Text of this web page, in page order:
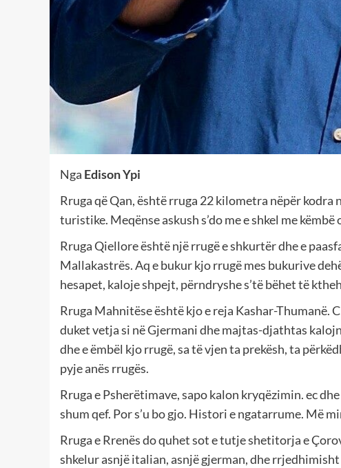
Nga Edison Ypi
Rruga që Qan, është rruga 22 kilometra nëpër kodra
turistike. Meqënse askush s’do me e shkel me
Rruga Qiellore është një rrugë e shkurtër dhe e
Mallakastrës. Aq e bukur kjo rrugë mes bukurive
hesapet, kaloje shpejt, përndryshe s’të bëhet të
Rruga Mahnitëse është kjo e reja Kashar-Thumanë.
duket vetja si në Gjermani dhe majtas-djathtas
dhe e ëmbël kjo rrugë, sa të vjen ta prekësh, ta
pyje anës rrugës.
Rruga e Psherëtimave, sapo kalon kryqëzimin. ec
shum qef. Por s’u bo gjo. Histori e ngatarrume. Më
Rruga e Rrenës do quhet sot e tutje shetitorja e
shkelur asnjë italian, asnjë gjerman, dhe